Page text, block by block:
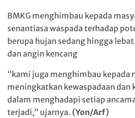
BMKG menghimbau kepada
senantiasa waspada terhadap
berupa hujan sedang hingga
dan angin kencang
“kami juga menghimbau kepada
meningkatkan kewaspadaan dan
dalam menghadapi setiap
terjadi,” ujarnya. (Yon/Arf)